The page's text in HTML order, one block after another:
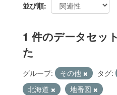
並び順
1 件のデータセッ
た
グループ: その他 タグ:
北海道
地番図